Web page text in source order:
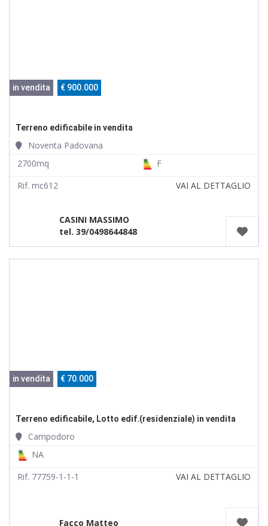
in vendita € 900.000
Terreno edificabile in vendita
Noventa Padovana
2700mq
F
Rif. mc612
VAI AL DETTAGLIO
CASINI MASSIMO
tel. 39/0498644848
in vendita € 70.000
Terreno edificabile, Lotto edif.(residenziale) in vendita
Campodoro
NA
Rif. 77759-1-1-1
VAI AL DETTAGLIO
Facco Matteo